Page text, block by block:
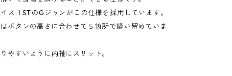
ス１STのGジャンがこの仕様を採用しています。
ボタンの高さに合わせて５箇所で縫い留めていま
やすいように内袖にスリット。